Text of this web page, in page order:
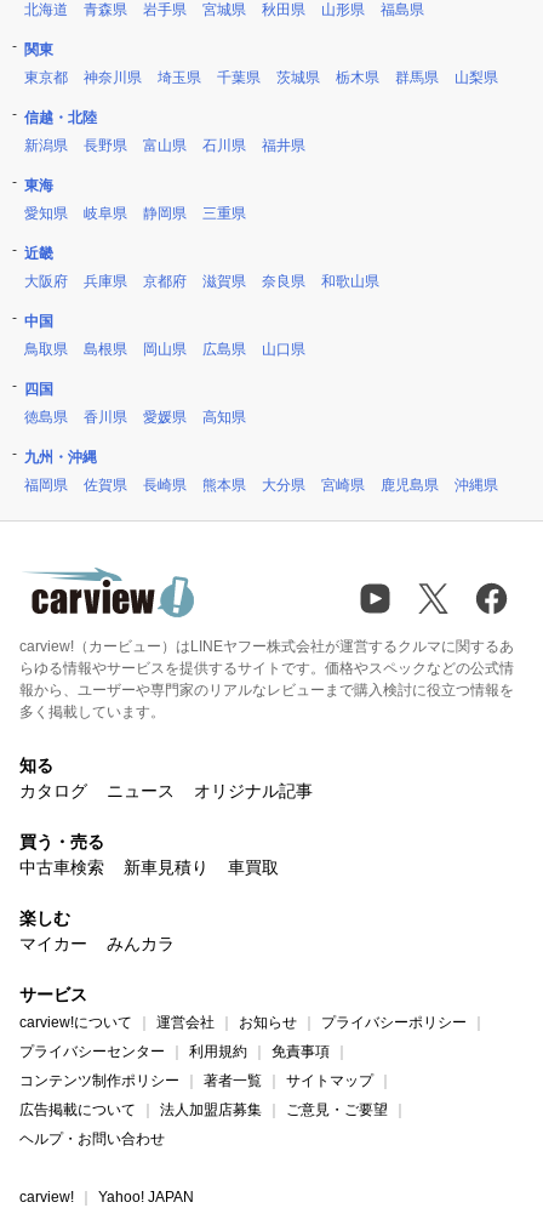
北海道
青森県 岩手県 宮城県 秋田県 山形県 福島県
関東
東京都
神奈川県 埼玉県 千葉県 茨城県 栃木県 群馬県 山梨県
信越・北陸
新潟県
長野県 富山県 石川県 福井県
東海
愛知県
岐阜県 静岡県 三重県
近畿
大阪府
兵庫県 京都府 滋賀県 奈良県 和歌山県
中国
鳥取県
島根県 岡山県 広島県 山口県
四国
徳島県
香川県 愛媛県 高知県
九州・沖縄
福岡県
佐賀県 長崎県 熊本県 大分県 宮崎県 鹿児島県 沖縄県
carview!（カービュー）はLINEヤフー株式会社が運営するクルマに関するあ
らゆる情報やサービスを提供するサイトです。価格やスペックなどの公式情
報から、ユーザーや専門家のリアルなレビューまで購入検討に役立つ情報を
多く掲載しています。
知る
カタログ
ニュース オリジナル記事
買う・売る
中古車検索
新車見積り 車買取
楽しむ
マイカー
みんカラ
サービス
carview!について 運営会社 お知らせ
プライバシーポリシー
プライバシーセンター
利用規約
免責事項
コンテンツ制作ポリシー
著者一覧
サイトマップ
広告掲載について
法人加盟店募集
ご意見・ご要望
ヘルプ・お問い合わせ
carview! Yahoo! JAPAN